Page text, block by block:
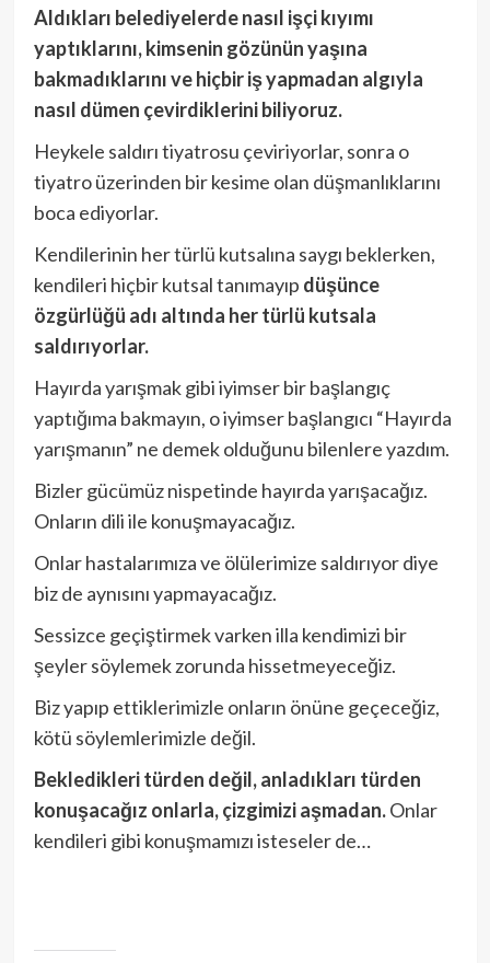
Aldıkları belediyelerde nasıl işçi kıyımı
yaptıklarını, kimsenin gözünün yaşına
bakmadıklarını ve hiçbir iş yapmadan algıyla
nasıl dümen çevirdiklerini biliyoruz.
Heykele saldırı tiyatrosu çeviriyorlar, sonra o
tiyatro üzerinden bir kesime olan düşmanlıklarını
boca ediyorlar.
Kendilerinin her türlü kutsalına saygı beklerken,
kendileri hiçbir kutsal tanımayıp düşünce
özgürlüğü adı altında her türlü kutsala
saldırıyorlar.
Hayırda yarışmak gibi iyimser bir başlangıç
yaptığıma bakmayın, o iyimser başlangıcı “Hayırda
yarışmanın” ne demek olduğunu bilenlere yazdım.
Bizler gücümüz nispetinde hayırda yarışacağız.
Onların dili ile konuşmayacağız.
Onlar hastalarımıza ve ölülerimize saldırıyor diye
biz de aynısını yapmayacağız.
Sessizce geçiştirmek varken illa kendimizi bir
şeyler söylemek zorunda hissetmeyeceğiz.
Biz yapıp ettiklerimizle onların önüne geçeceğiz,
kötü söylemlerimizle değil.
Bekledikleri türden değil, anladıkları türden
konuşacağız onlarla, çizgimizi aşmadan.Onlar
kendileri gibi konuşmamızı isteseler de…